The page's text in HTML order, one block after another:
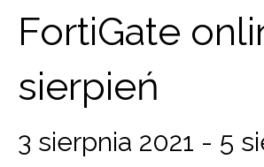
FortiGate
sierpień
3 sierpnia 2021 - 5